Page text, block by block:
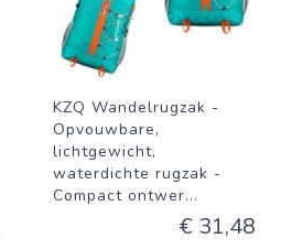
KZQ Wandelrugzak -
Opvouwbare,
lichtgewicht,
waterdichte rugzak -
Compact ontwer...
€ 31,48